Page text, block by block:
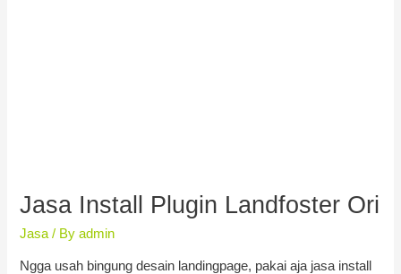
Jasa Install Plugin Landfoster Ori
Jasa/ Byadmin
Ngga usah bingung desain landingpage, pakai aja jasa install